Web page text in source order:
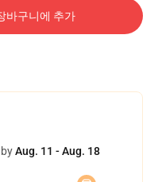
바구니에 추가
Aug. 11 - Aug. 18